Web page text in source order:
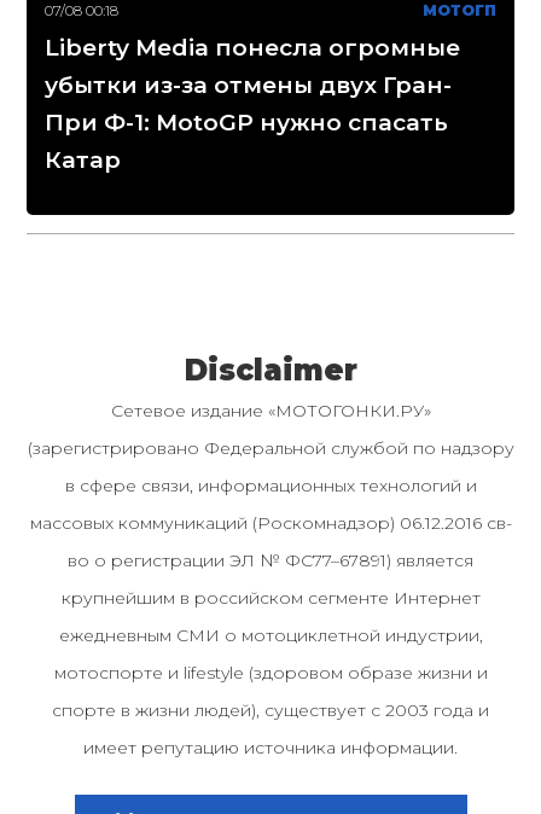
07/08 00:18 МОТОГП
Liberty Media понесла огромные
убытки из-за отмены двух Гран-
При Ф-1: MotoGP нужно спасать
Катар
Disclaimer
Сетевое издание «МОТОГОНКИ.РУ»
(зарегистрировано Федеральной службой по надзору
в сфере связи, информационных технологий и
массовых коммуникаций (Роскомнадзор) 06.12.2016 св-
во о регистрации ЭЛ № ФС77–67891) является
крупнейшим в российском сегменте Интернет
ежедневным СМИ о мотоциклетной индустрии,
мотоспорте и lifestyle (здоровом образе жизни и
спорте в жизни людей), существует с 2003 года и
имеет репутацию источника информации.